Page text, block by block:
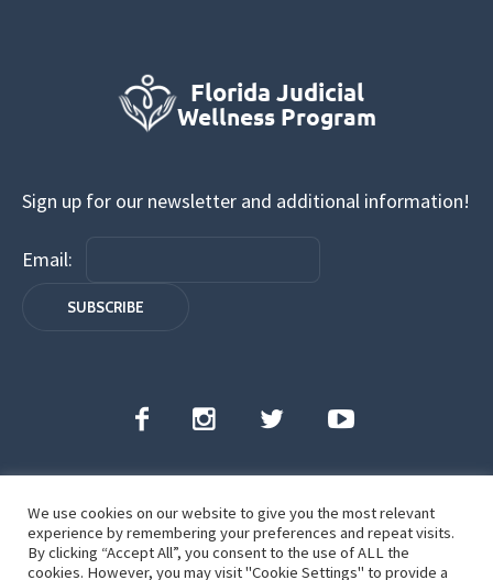
Sign up for our newsletter and additional information!
Email:
Florida Judicial Wellness Program | All Rights
Reserved | ©2022
We use cookies on our website to give you the most relevant
experience by remembering your preferences and repeat visits.
By clicking “Accept All”, you consent to the use of ALL the
cookies. However, you may visit "Cookie Settings" to provide a